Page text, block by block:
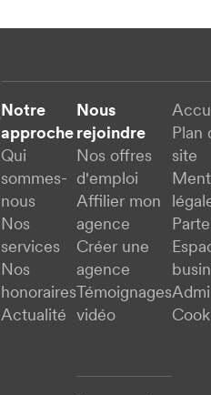
Notre
approche
Qui
sommes-
nous
Nos
services
Nos
honoraires
Actualité
Nous
rejoindre
Nos offres
d'emploi
Affilier mon
agence
Créer une
agence
Témoignages
vidéo
Plan
site